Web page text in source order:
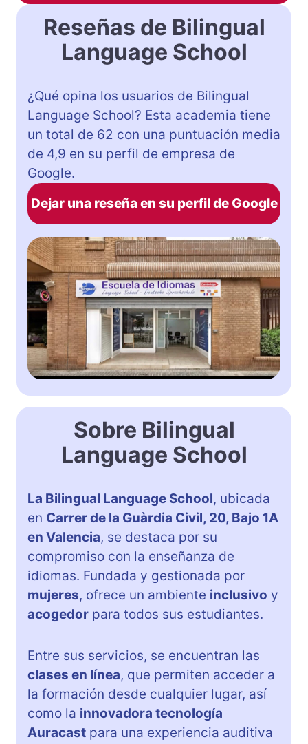
Reseñas de Bilingual
Language School
¿Qué opina los usuarios de Bilingual
Language School? Esta academia tiene
un total de 62 con una puntuación media
de 4,9 en su perfil de empresa de
Google.
Dejar una reseña en su perfil de Google
Sobre Bilingual
Language School
La Bilingual Language School, ubicada
en Carrer de la Guàrdia Civil, 20, Bajo 1A
en Valencia, se destaca por su
compromiso con la enseñanza de
idiomas. Fundada y gestionada por
mujeres, ofrece un ambiente inclusivo y
acogedor para todos sus estudiantes.
Entre sus servicios, se encuentran las
clases en línea, que permiten acceder a
la formación desde cualquier lugar, así
como la innovadora tecnología
Auracast para una experiencia auditiva